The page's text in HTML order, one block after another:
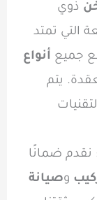
ذوي
التي تمتد
جميع أنواع
يتم
نقدم ضمانًا
وصيانة